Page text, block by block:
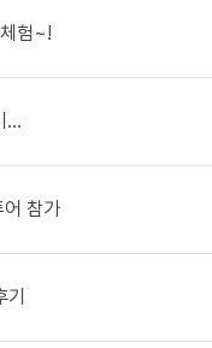
험~!
...
어 참가